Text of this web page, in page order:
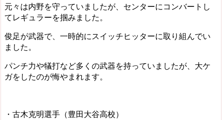
元々は内野を守っていましたが、センターにコンバートし
てレギュラーを掴みました。
俊足が武器で、一時的にスイッチヒッターに取り組んでい
ました。
パンチ力や犠打など多くの武器を持っていましたが、大ケ
ガをしたのが悔やまれます。
・古木克明選手（豊田大谷高校）